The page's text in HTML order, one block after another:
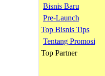
Bisnis Baru
Pre-Launch
Top Bisnis Tips
Tentang Promosi
Top Partner